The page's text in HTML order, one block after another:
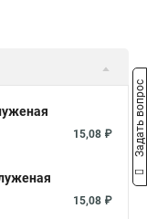
15,08 ₽
15,08 ₽
Задать вопрос